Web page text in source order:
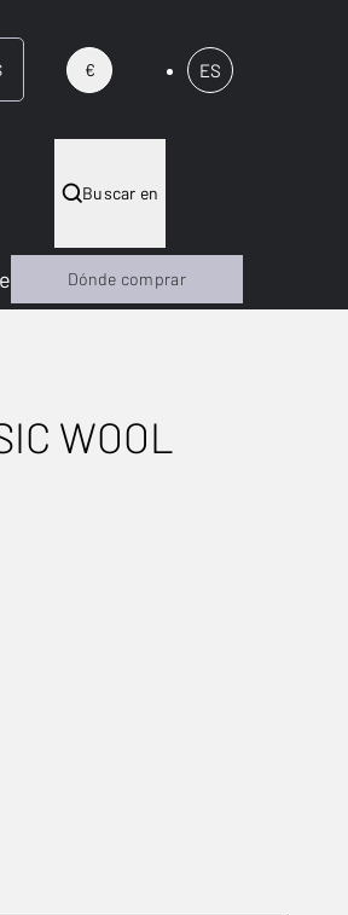
€ ES
Buscar en
WOOL
Dónde comprar